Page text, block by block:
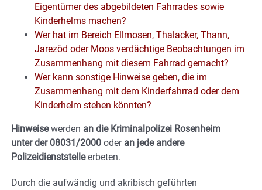
Eigentümer des abgebildeten Fahrrades sowie
Kinderhelms machen?
Wer hat im Bereich Ellmosen, Thalacker, Thann,
Jarezöd oder Moos verdächtige Beobachtungen im
Zusammenhang mit diesem Fahrrad gemacht?
Wer kann sonstige Hinweise geben, die im
Zusammenhang mit dem Kinderfahrrad oder dem
Kinderhelm stehen könnten?
Hinweisewerden an die Kriminalpolizei Rosenheim
unter der 08031/2000 oder an jede andere
Polizeidienststelleerbeten.
Durch die aufwändig und akribisch geführten